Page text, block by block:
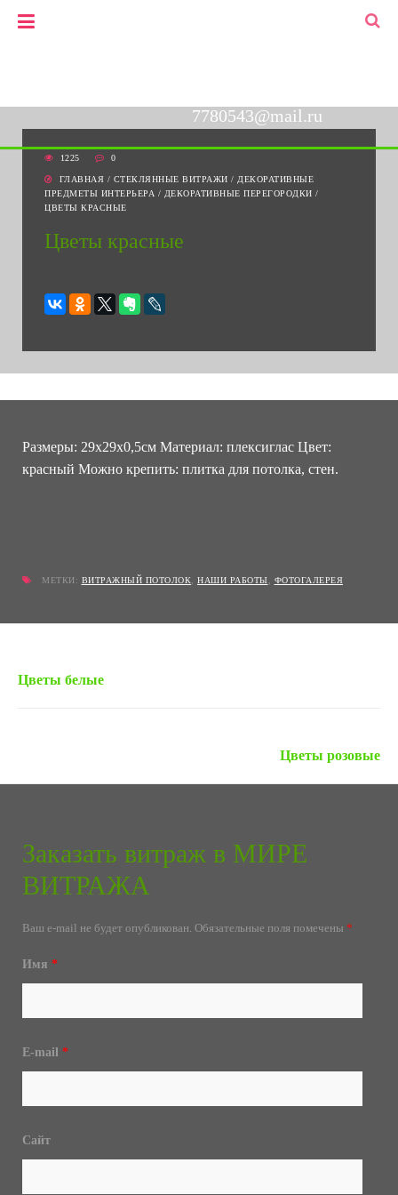
7780543@mail.ru
1225 0
ГЛАВНАЯ / СТЕКЛЯННЫЕ ВИТРАЖИ / ДЕКОРАТИВНЫЕ
ПРЕДМЕТЫ ИНТЕРЬЕРА / ДЕКОРАТИВНЫЕ ПЕРЕГОРОДКИ /
ЦВЕТЫ КРАСНЫЕ
Цветы красные
Размеры: 29х29х0,5см Материал: плексиглас Цвет:
красный Можно крепить: плитка для потолка, стен.
МЕТКИ: ВИТРАЖНЫЙ ПОТОЛОК НАШИ РАБОТЫ ФОТОГАЛЕРЕЯ
Цветы белые
Цветы розовые
Заказать витраж в МИРЕ
ВИТРАЖА
Ваш e-mail не будет опубликован. Обязательные поля помечены *
Имя *
E-mail *
Сайт